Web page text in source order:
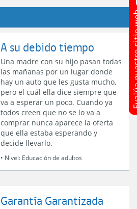
A su debido tiempo
Una madre con su hijo pasan todas
las mañanas por un lugar donde
hay un auto que les gusta mucho,
pero el cuál ella dice siempre que
va a esperar un poco. Cuando ya
todos creen que no se lo va a
comprar nunca aparece la oferta
que ella estaba esperando y
decide llevarlo.
• Nivel: Educación de adultos
Garantía Garantizada